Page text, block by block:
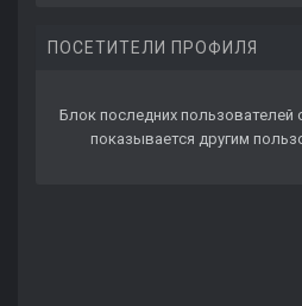
ПОСЕТИТЕЛИ ПРОФИЛЯ
Блок последних пользователей
показывается другим